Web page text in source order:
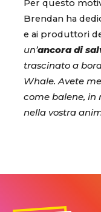
Per questo
Brendan ha
e ai produttori
un’ancora di
trascinato a
Whale. Avete
come balene, in
nella vostra